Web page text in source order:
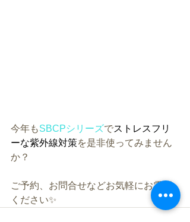
今年もSBCPシリーズでストレスフリ
ーな紫外線対策を是非使ってみません
か？
ご予約、お問合せなどお気軽にお電話
ください✨